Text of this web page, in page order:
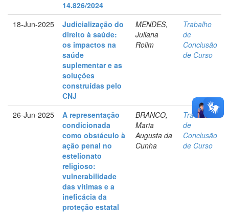
14.826/2024
18-Jun-2025
Judicialização do
direito à saúde:
os impactos na
saúde
suplementar e as
soluções
construídas pelo
CNJ
MENDES,
Juliana
Rolim
Trabalho
de
Conclusão
de Curso
26-Jun-2025
A representação
condicionada
como obstáculo à
ação penal no
estelionato
religioso:
vulnerabilidade
das vítimas e a
ineficácia da
proteção estatal
BRANCO,
Maria
Augusta da
Cunha
Trabalho
de
Conclusão
de Curso